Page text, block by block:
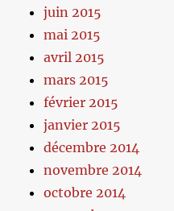
juin 2015
mai 2015
avril 2015
mars 2015
février 2015
janvier 2015
décembre 2014
novembre 2014
octobre 2014